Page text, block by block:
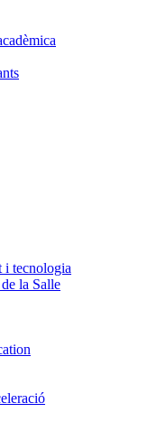
i tecnologia
la Salle